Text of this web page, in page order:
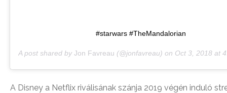
#starwars #TheMandalorian
A post shared by Jon Favreau (@jonfavreau) on Oct 3, 2018 at
A Disney a Netflix riválisának szánja 2019 végén induló